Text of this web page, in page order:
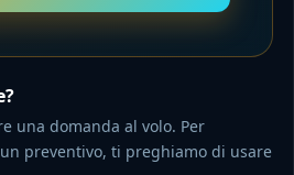
una domanda al volo. Per
preventivo, ti preghiamo di usare